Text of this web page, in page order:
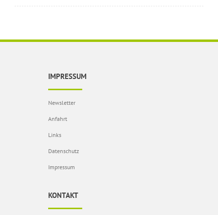
IMPRESSUM
Newsletter
Anfahrt
Links
Datenschutz
Impressum
KONTAKT